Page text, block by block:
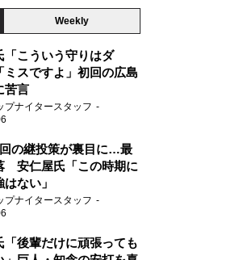
Weekly
「こういう守りはダ
ミスですよ」初回の広島
苦言
プナイタースタッフ
の継投策が裏目に…最
安仁屋氏「この時期に
ない」
プナイタースタッフ
「後輩だけに頑張っても